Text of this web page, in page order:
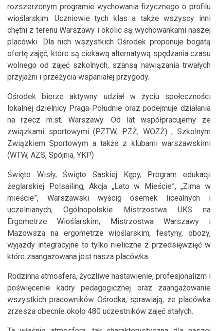
rozszerzonym programie wychowania fizycznego o profilu
wioślarskim. Uczniowie tych klas a także wszyscy inni
chętni z terenu Warszawy i okolic są wychowankami naszej
placówki. Dla nich wszystkich Ośrodek proponuje bogatą
ofertę zajęć, które są ciekawą alternatywą spędzania czasu
wolnego od zajęć szkolnych, szansą nawiązania trwałych
przyjaźni i przeżycia wspaniałej przygody.
Ośrodek bierze aktywny udział w życiu społeczności
lokalnej dzielnicy Praga-Południe oraz podejmuje działania
na rzecz m.st. Warszawy. Od lat współpracujemy ze
związkami sportowymi (PZTW, PZŻ, WOZŻ) , Szkolnym
Związkiem Sportowym a także z klubami warszawskimi
(WTW, AZS, Spójnia, YKP)
Święto Wisły, Święto Saskiej Kępy, Program edukacji
żeglarskiej Polsailing, Akcja „Lato w Mieście”, „Zima w
mieście”, Warszawski wyścig ósemek licealnych i
uczelnianych, Ogólnopolskie Mistrzostwa UKS na
Ergometrze Wioślarskim, Mistrzostwa Warszawy i
Mazowsza na ergometrze wioślarskim, festyny, obozy,
wyjazdy integracyjne to tylko nieliczne z przedsięwzięć w
które zaangażowana jest nasza placówka.
Rodzinna atmosfera, życzliwe nastawienie, profesjonalizm i
poświęcenie kadry pedagogicznej oraz zaangażowanie
wszystkich pracowników Ośrodka, sprawiają, że placówka
zrzesza obecnie około 480 uczestników zajęć stałych.